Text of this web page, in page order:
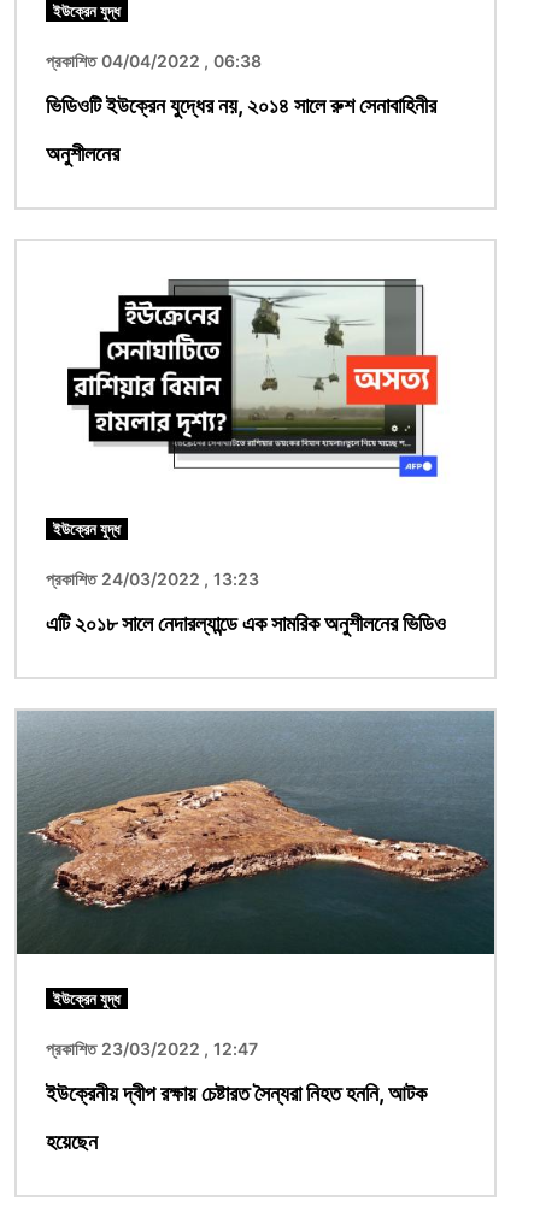
ইউক্রেন যুদ্ধ
প্রকাশিত 04/04/2022 , 06:38
ভিডিওটি ইউক্রেন যুদ্ধের নয়, ২০১৪ সালে রুশ সেনাবাহিনীর
অনুশীলনের
ইউক্রেন যুদ্ধ
প্রকাশিত 24/03/2022 , 13:23
এটি ২০১৮ সালে নেদারল্যান্ডে এক সামরিক অনুশীলনের ভিডিও
ছবি
ইউক্রেন যুদ্ধ
প্রকাশিত 23/03/2022 , 12:47
ইউক্রেনীয় দ্বীপ রক্ষায় চেষ্টারত সৈন্যরা নিহত হননি, আটক
হয়েছেন